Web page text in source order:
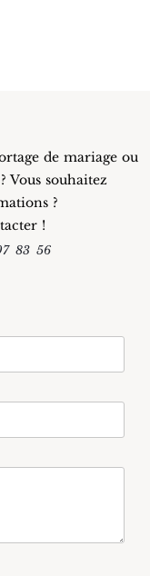
de mariage ou
Vous souhaitez
?
!
83 56